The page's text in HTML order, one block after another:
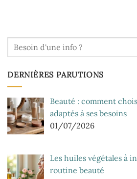
DERNIÈRES PARUTIONS
Beauté : comment
adaptés à ses besoins
01/07/2026
Les huiles végétales à
routine beauté